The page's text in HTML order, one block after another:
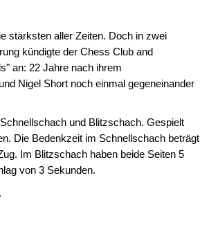
stärksten aller Zeiten. Doch in zwei
kündigte der Chess Club and
an: 22 Jahre nach ihrem
Nigel Short noch einmal gegeneinander
und Blitzschach. Gespielt
Die Bedenkzeit im Schnellschach beträgt
Im Blitzschach haben beide Seiten 5
von 3 Sekunden.